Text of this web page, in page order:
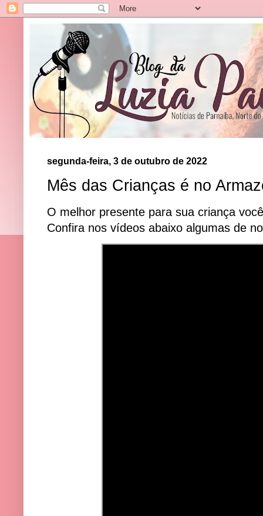
segunda-feira, 3 de outubro de 2022
Mês das Crianças é no
O melhor presente para sua criança
Confira nos vídeos abaixo algumas de